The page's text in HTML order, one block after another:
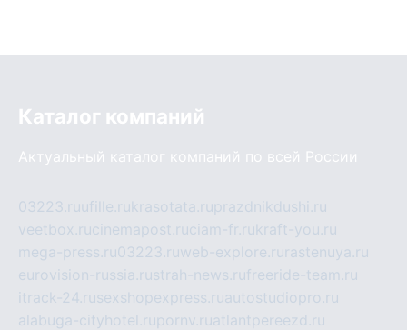
Каталог компаний
Актуальный каталог компаний по всей России
03223.ruufille.rukrasotata.ruprazdnikdushi.ru
veetbox.rucinemapost.ruciam-fr.rukraft-you.ru
mega-press.ru03223.ruweb-explore.ru rastenuya.ru
eurovision-russia.rustrah-news.rufreeride-team.ru
itrack-24.rusexshopexpress.ruautostudiopro.ru
alabuga-cityhotel.rupornv.ruatlantpereezd.ru